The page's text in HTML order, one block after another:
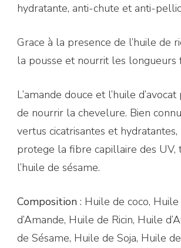
hydratante, anti-chute et anti-
Grace à la presence de l’huile de
la pousse et nourrit les longueurs
L’amande douce et l’huile
de nourrir la chevelure. Bien
vertus cicatrisantes et hydratantes,
protege la fibre capillaire des UV,
l’huile de sésame.
Composition : Huile de coco, Huile
d’Amande, Huile de Ricin, Huile
de Sésame, Huile de Soja, Huile